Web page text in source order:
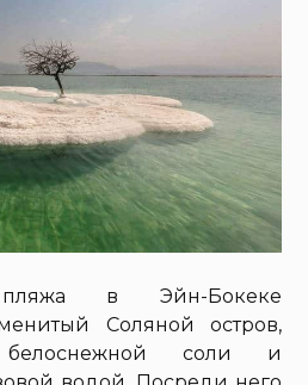
в Эйн-Бокеке
Соляной остров,
соли и